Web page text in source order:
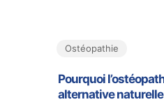
Ostéopathie
Pourquoi
alternative